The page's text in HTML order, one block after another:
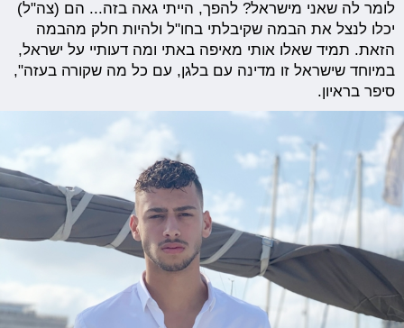
לומר לה שאני מישראל? להפך, הייתי גאה בזה... הם (צה"ל)
יכלו לנצל את הבמה שקיבלתי בחו"ל ולהיות חלק מהבמה
הזאת. תמיד שאלו אותי מאיפה באתי ומה דעותיי על ישראל,
במיוחד שישראל זו מדינה עם בלגן, עם כל מה שקורה בעזה",
סיפר בראיון.